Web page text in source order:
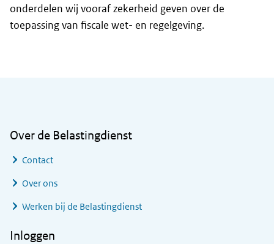
onderdelen wij vooraf zekerheid geven over de
toepassing van fiscale wet- en regelgeving.
Over de Belastingdienst
Contact
Over ons
Werken bij de Belastingdienst
Inloggen